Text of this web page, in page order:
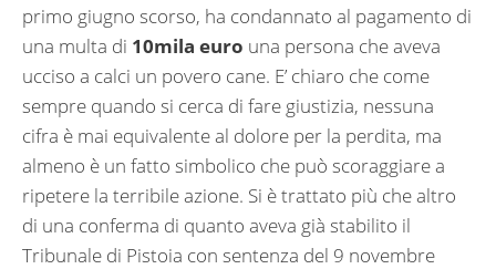
primo giugno scorso, ha condannato al pagamento di
una multa di 10mila euro una persona che aveva
ucciso a calci un povero cane. E’ chiaro che come
sempre quando si cerca di fare giustizia, nessuna
cifra è mai equivalente al dolore per la perdita, ma
almeno è un fatto simbolico che può scoraggiare a
ripetere la terribile azione. Si è trattato più che altro
di una conferma di quanto aveva già stabilito il
Tribunale di Pistoia con sentenza del 9 novembre